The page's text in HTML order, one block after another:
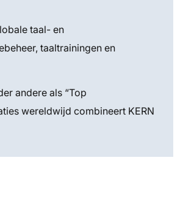
taal- en
taaltrainingen en
andere als “Top
wereldwijd combineert KERN